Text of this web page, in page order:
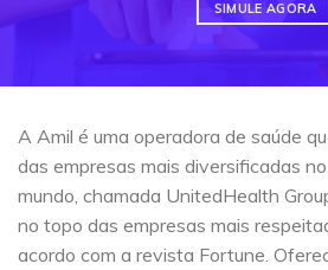
SIMULE AGORA
A Amil é uma operadora de saúde
das empresas mais diversificadas
mundo, chamada UnitedHealth
no topo das empresas mais
acordo com a revista Fortune.